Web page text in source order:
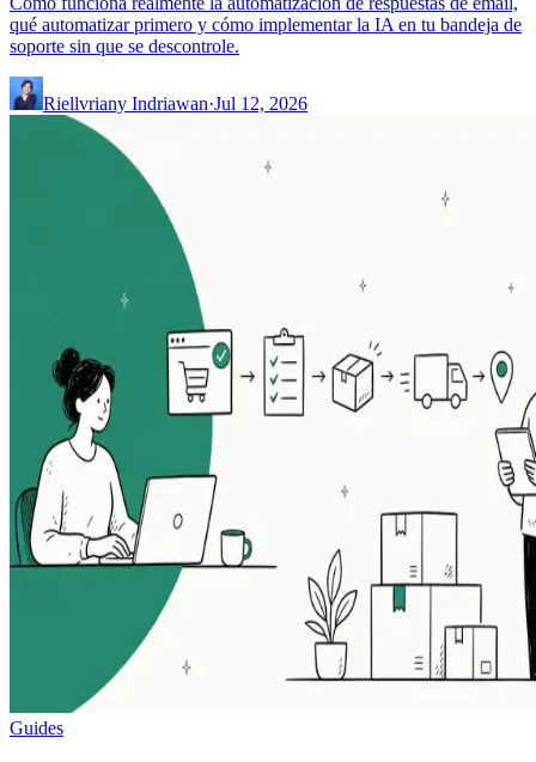
qué automatizar primero y cómo implementar la IA en tu bandeja de
soporte sin que se descontrole.
Riellvriany Indriawan·Jul 12, 2026
Guides